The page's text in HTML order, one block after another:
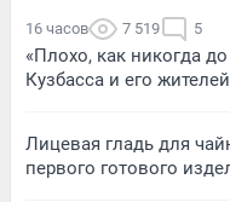
16 часов 7 519 5
«Плохо, как никогда
Кузбасса и его
Лицевая гладь для
первого готового